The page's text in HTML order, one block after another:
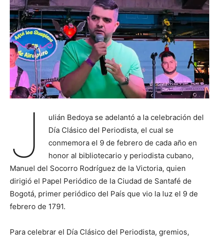
J
ulián Bedoya se adelantó a la celebración del
Día Clásico del Periodista, el cual se
conmemora el 9 de febrero de cada año en
honor al bibliotecario y periodista cubano,
Manuel del Socorro Rodríguez de la Victoria, quien
dirigió el Papel Periódico de la Ciudad de Santafé de
Bogotá, primer periódico del País que vio la luz el 9 de
febrero de 1791.
Para celebrar el Día Clásico del Periodista, gremios,